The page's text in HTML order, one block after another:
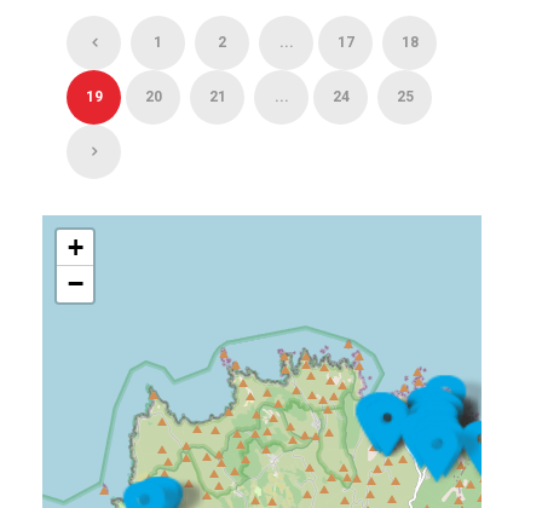
1 2 ... 17 18
19 20 21 ... 24 25
+
−